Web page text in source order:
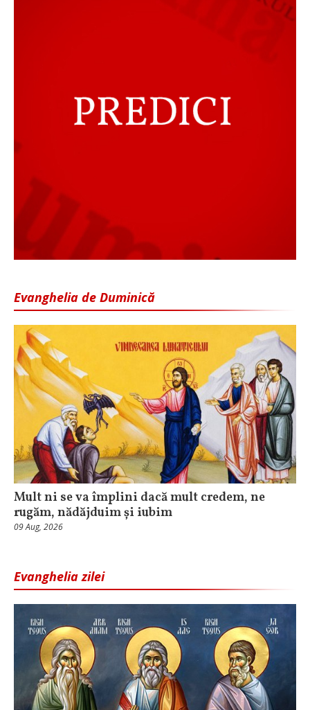
Evanghelia de Duminică
Mult ni se va împlini dacă mult credem, ne
rugăm, nădăjduim și iubim
09 Aug, 2026
Evanghelia zilei